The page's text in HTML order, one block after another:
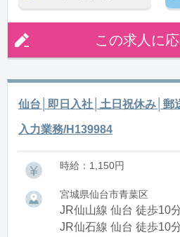
この求人に
仙台│即日入社│土日祝休み│郵
入力業務/H139984
時給：1,150円
宮城県仙台市青葉区
JR仙山線 仙台 徒歩10
JR仙石線 仙台 徒歩10